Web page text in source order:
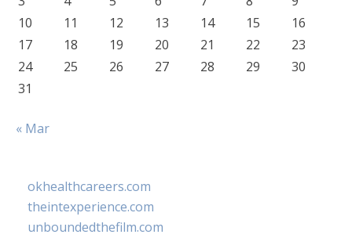
10
11 12 13 14 15
16
17
18 19 20 21 22
23
24
25 26 27 28 29
30
31
« Mar
okhealthcareers.com
theintexperience.com
unboundedthefilm.com